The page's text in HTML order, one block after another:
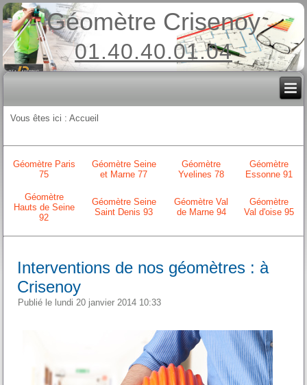
Géomètre Crisenoy
01.40.40.01.04
Vous êtes ici :Accueil
Géomètre Paris
75
Géomètre Seine
et Marne 77
Géomètre
Yvelines 78
Géomètre
Essonne 91
Géomètre
Hauts de Seine
92
Géomètre Seine
Saint Denis 93
Géomètre Val
de Marne 94
Géomètre
Val d'oise 95
Interventions de nos géomètres : à
Crisenoy
Publié le lundi 20 janvier 2014 10:33